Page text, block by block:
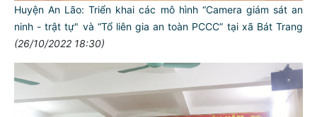
Huyện An Lão: Triển khai các mô hình “Camera giám sát an
ninh - trật tự" và “Tổ liên gia an toàn PCCC” tại xã Bát Trang
(26/10/2022 18:30)